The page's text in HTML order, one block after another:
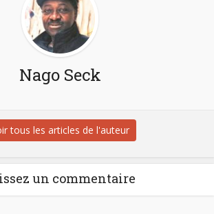
Nago Seck
tous les articles de l'auteur
un commentaire